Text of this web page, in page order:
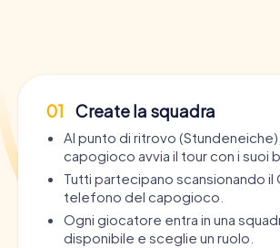
01 Create la squadra
Al punto di ritrovo
capogioco avvia il tour con i suoi
Tutti partecipano scansionando il
telefono del capogioco.
Ogni giocatore entra in una
disponibile e sceglie un ruolo.